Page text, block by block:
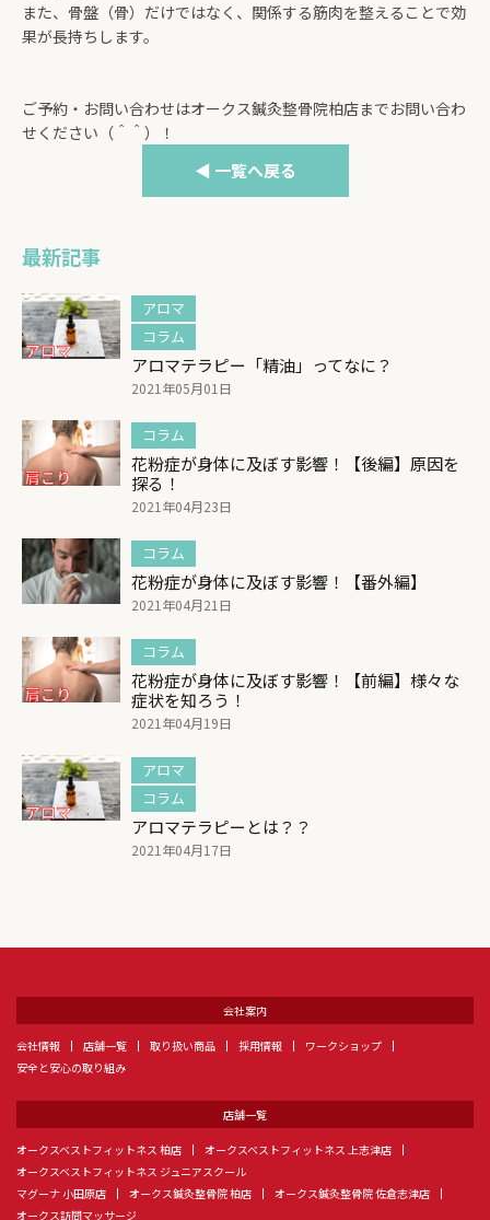
また、骨盤（骨）だけではなく、関係する筋肉を整えることで効
果が長持ちします。
ご予約・お問い合わせはオークス鍼灸整骨院柏店までお問い合わ
せください（＾＾）！
◀ 一覧へ戻る
最新記事
アロマ
コラム
アロマテラピー「精油」ってなに？
2021年05月01日
コラム
花粉症が身体に及ぼす影響！【後編】原因を
探る！
2021年04月23日
コラム
花粉症が身体に及ぼす影響！【番外編】
2021年04月21日
コラム
花粉症が身体に及ぼす影響！【前編】様々な
症状を知ろう！
2021年04月19日
アロマ
コラム
アロマテラピーとは？？
2021年04月17日
会社案内
会社情報 店舗一覧 取り扱い商品 採用情報
ワークショップ
安全と安心の取り組み
店舗一覧
オークスベストフィットネス 柏店
オークスベストフィットネス 上志津店
オークスベストフィットネス ジュニアスクール
マグーナ 小田原店
オークス鍼灸整骨院 柏店
オークス鍼灸整骨院 佐倉志津店
オークス訪問マッサージ